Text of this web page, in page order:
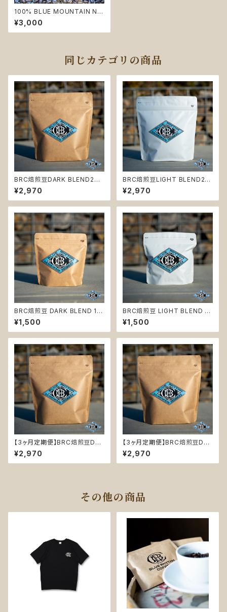
100% BLUE MOUNTAIN NO.
1 焙煎豆100g (毎月末締め翌
月10日までに発送いたします。)
¥3,000
同じカテゴリの商品
BRC焙煎豆DARK BLEND200
g (毎月末締め翌月10日までに
発送いたします。)
¥2,970
BRC焙煎豆LIGHT BLEND20
0g (毎月末締め翌月10日まで
に発送いたします。)
¥2,970
BRC焙煎豆 DARK BLEND 10
0g (毎月末締め翌月10日まで
に発送いたします。)
¥1,500
BRC焙煎豆 LIGHT BLEND 10
0g (毎月末締め翌月10日まで
に発送いたします。)
¥1,500
【3ヶ月定期便】BRC焙煎豆DAR
K BLEND 200g(豆)
¥2,970
【3ヶ月定期便】BRC焙煎豆DAR
K BLEND 200g(粉)
¥2,970
その他の商品